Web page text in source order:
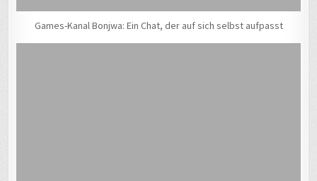
Games-Kanal Bonjwa: Ein Chat, der auf sich selbst aufpasst